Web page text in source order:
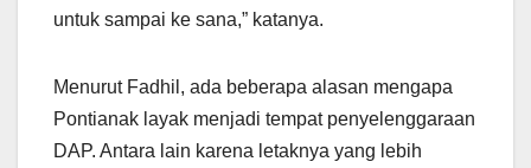
untuk sampai ke sana,” katanya.
Menurut Fadhil, ada beberapa alasan mengapa
Pontianak layak menjadi tempat penyelenggaraan
DAP. Antara lain karena letaknya yang lebih